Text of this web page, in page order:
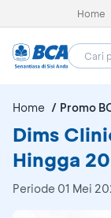
Home
Home Promo
Dims
Hingga
Periode 01 Mei